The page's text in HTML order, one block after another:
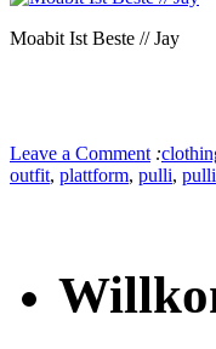
Moabit Ist Beste // Jay
Leave a Comment :
outfit, plattform, pulli,